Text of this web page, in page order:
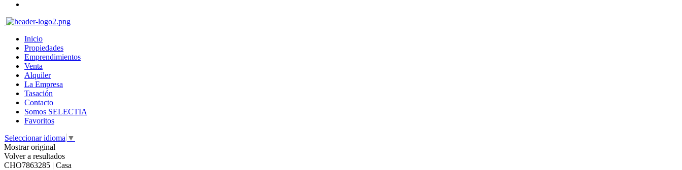
Inicio
Propiedades
Emprendimientos
Venta
Alquiler
La Empresa
Tasación
Contacto
Somos SELECTIA
Favoritos
Seleccionar idioma ▼
Mostrar original
Volver a resultados
CHO7863285 | Casa